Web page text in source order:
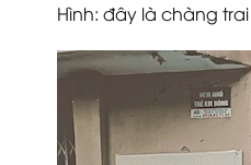
Hình: đây là chàng